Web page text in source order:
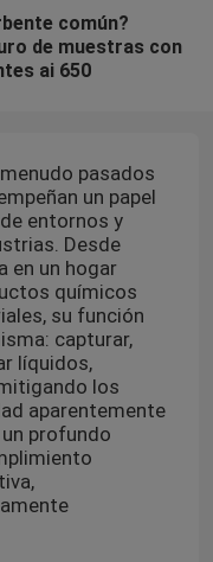
común?
de muestras con
ai 650
pasados
un papel
entornos y
Desde
en un hogar
químicos
su función
capturar,
líquidos,
los
aparentemente
profundo